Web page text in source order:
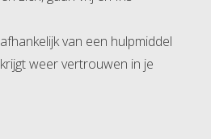
van een hulpmiddel
weer vertrouwen in je